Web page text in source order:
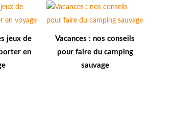
jeux de
en
Vacances : nos conseils
pour faire du camping
sauvage